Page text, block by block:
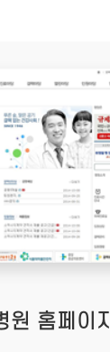
원 홈페이지